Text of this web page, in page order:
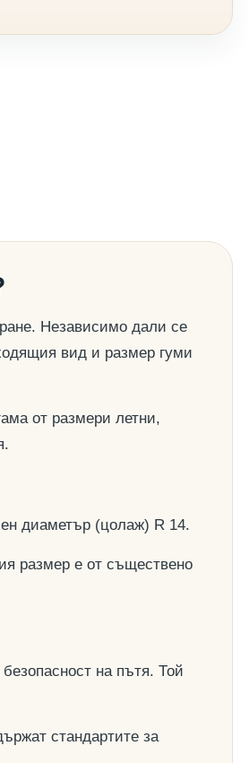
Независимо дали се
вид и размер гуми
от размери летни,
диаметър (цолаж) R 14.
размер е от съществено
на пътя. Той
стандартите за